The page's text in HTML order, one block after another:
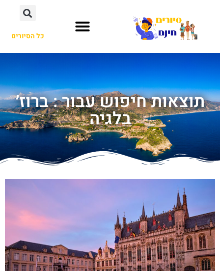
כל הסיורים
תוצאות חיפוש עבור : ברוז׳
בלגיה